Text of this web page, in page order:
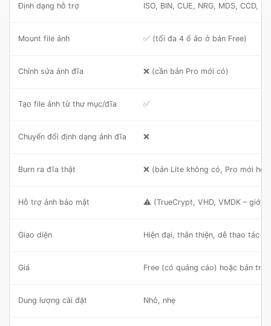
Định dạng hỗ trợ ISO, BIN, CUE, NRG, MDS, CCD,
Mount file ảnh ✅ (tối đa 4 ổ ảo ở bản Free)
Chỉnh sửa ảnh đĩa ❌ (cần bản Pro mới có)
Tạo file ảnh từ thư mục/đĩa ✅
Chuyển đổi định dạng ảnh đĩa ❌
Burn ra đĩa thật ❌ (bản Lite không có, Pro mới hỗ
Hỗ trợ ảnh bảo mật ⚠️ (TrueCrypt, VHD, VMDK – giới
Giao diện Hiện đại, thân thiện, dễ thao tác
Giá Free (có quảng cáo) hoặc bản trả
Dung lượng cài đặt Nhỏ, nhẹ